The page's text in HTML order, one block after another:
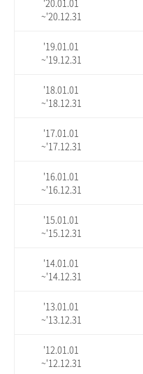
~'20.12.31
'19.01.01
~'19.12.31
'18.01.01
~'18.12.31
'17.01.01
~'17.12.31
'16.01.01
~'16.12.31
'15.01.01
~'15.12.31
'14.01.01
~'14.12.31
'13.01.01
~'13.12.31
'12.01.01
~'12.12.31